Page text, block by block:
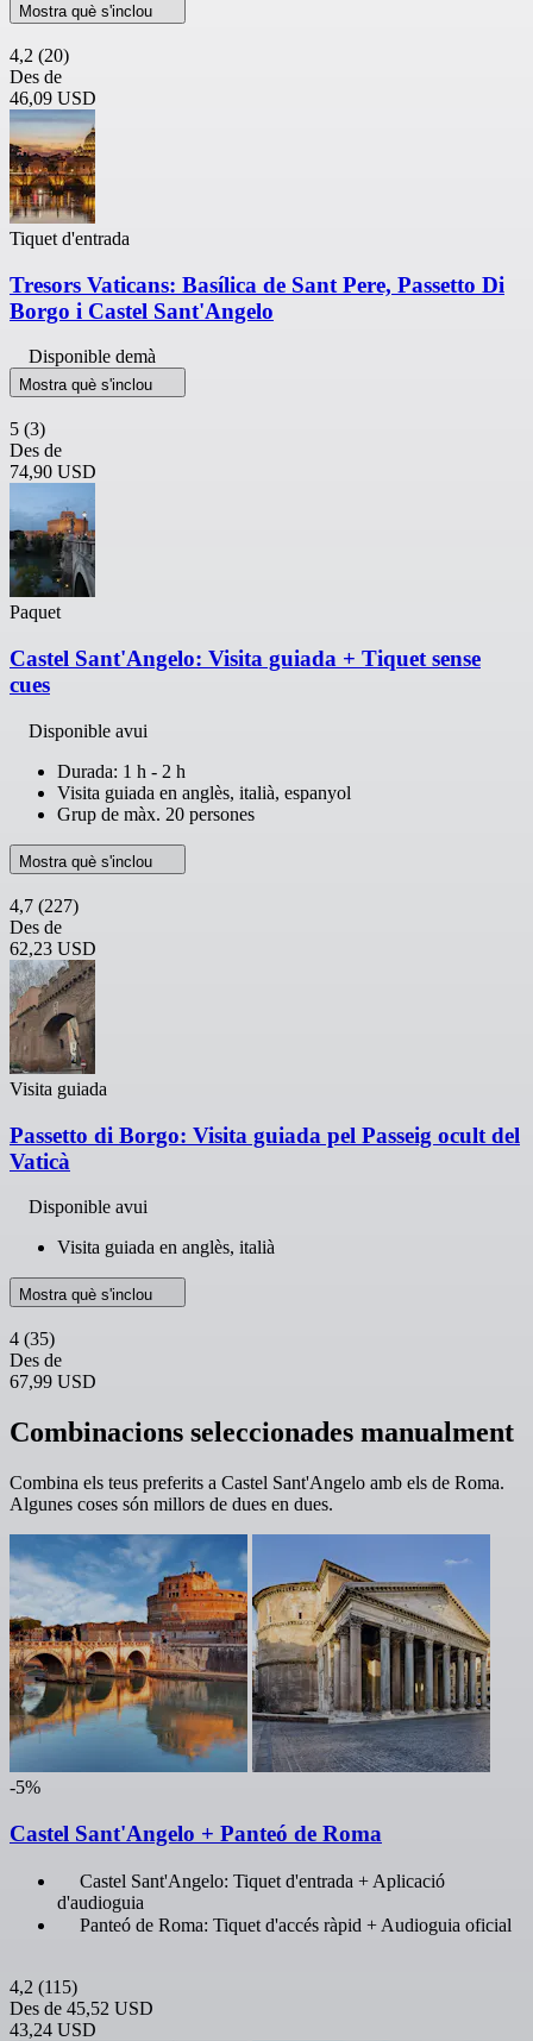
Mostra què s'inclou
4,2 (20)
Des de
46,09 USD
Tiquet d'entrada
Tresors Vaticans: Basílica de Sant Pere, Passetto Di
Borgo i Castel Sant'Angelo
Disponible demà
Mostra què s'inclou
5 (3)
Des de
74,90 USD
Paquet
Castel Sant'Angelo: Visita guiada + Tiquet sense
cues
Disponible avui
Durada: 1 h - 2 h
Visita guiada en anglès, italià, espanyol
Grup de màx. 20 persones
Mostra què s'inclou
4,7 (227)
Des de
62,23 USD
Visita guiada
Passetto di Borgo: Visita guiada pel Passeig ocult del
Vaticà
Disponible avui
Visita guiada en anglès, italià
Mostra què s'inclou
4 (35)
Des de
67,99 USD
Combinacions seleccionades manualment
Combina els teus preferits a Castel Sant'Angelo amb els de Roma.
Algunes coses són millors de dues en dues.
-5%
Castel Sant'Angelo + Panteó de Roma
Castel Sant'Angelo: Tiquet d'entrada + Aplicació
d'audioguia
Panteó de Roma: Tiquet d'accés ràpid + Audioguia oficial
4,2 (115)
Des de 45,52 USD
43,24 USD